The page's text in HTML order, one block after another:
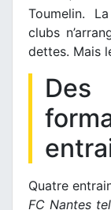
Toumelin.
clubs
dettes. Mais
Quatre
FC Nantes